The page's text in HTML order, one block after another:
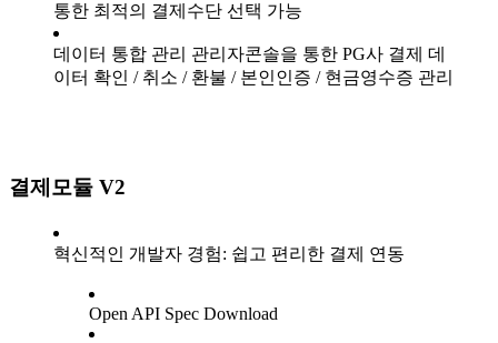
통한 최적의 결제수단 선택 가능
데이터 통합 관리 관리자콘솔을 통한 PG사 결제 데
이터 확인 / 취소 / 환불 / 본인인증 / 현금영수증 관리
결제모듈 V2
혁신적인 개발자 경험: 쉽고 편리한 결제 연동
Open API Spec Download